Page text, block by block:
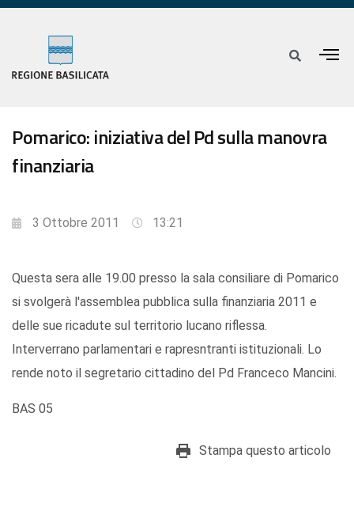
Pomarico: iniziativa del Pd sulla manovra
finanziaria
3 Ottobre 2011 13:21
Questa sera alle 19.00 presso la sala consiliare di Pomarico
si svolgerà l'assemblea pubblica sulla finanziaria 2011 e
delle sue ricadute sul territorio lucano riflessa.
Interverrano parlamentari e rapresntranti istituzionali. Lo
rende noto il segretario cittadino del Pd Franceco Mancini.
BAS 05
Stampa questo articolo